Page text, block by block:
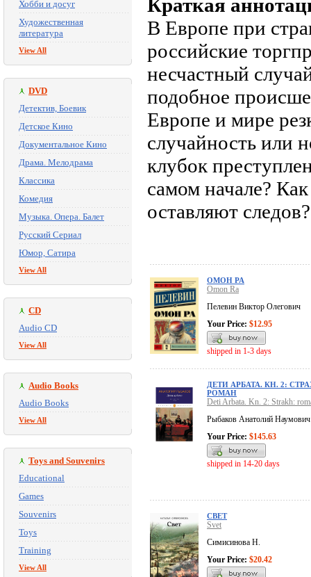
Хобби и досуг
Художественная
литература
View All
DVD
Детектив, Боевик
Детское Кино
Документальное Кино
Драма. Мелодрама
Классика
Комедия
Музыка. Опера. Балет
Русский Сериал
Юмор, Сатира
View All
CD
Audio CD
View All
Audio Books
Audio Books
View All
Toys and Souvenirs
Educational
Games
Souvenirs
Toys
Training
View All
Краткая
В Европе при
российские
несчастный
подобное
Европе и мире
случайность или
клубок
самом начале?
оставляют
ОМОН РА
Omon Ra
Пелевин Виктор Олегович
Your Price: $12.95
shipped in 1-3 days
ДЕТИ АРБАТА. КН. 2:
РОМАН
Deti Arbata. Kn. 2: Strakh:
Рыбаков Анатолий Наумович
Your Price: $145.63
shipped in 14-20 days
СВЕТ
Svet
Симисинова Н.
Your Price: $20.42